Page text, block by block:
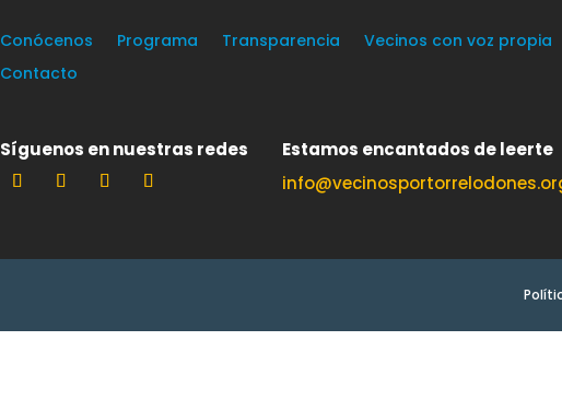
Conócenos Programa Transparencia
Vecinos con voz propia
Contacto
Síguenos en nuestras redes
Estamos encantados de leerte